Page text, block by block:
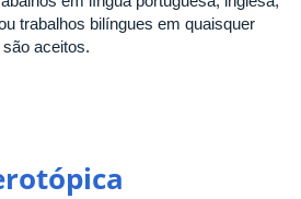
trabalhos bilíngues em quaisquer
aceitos.